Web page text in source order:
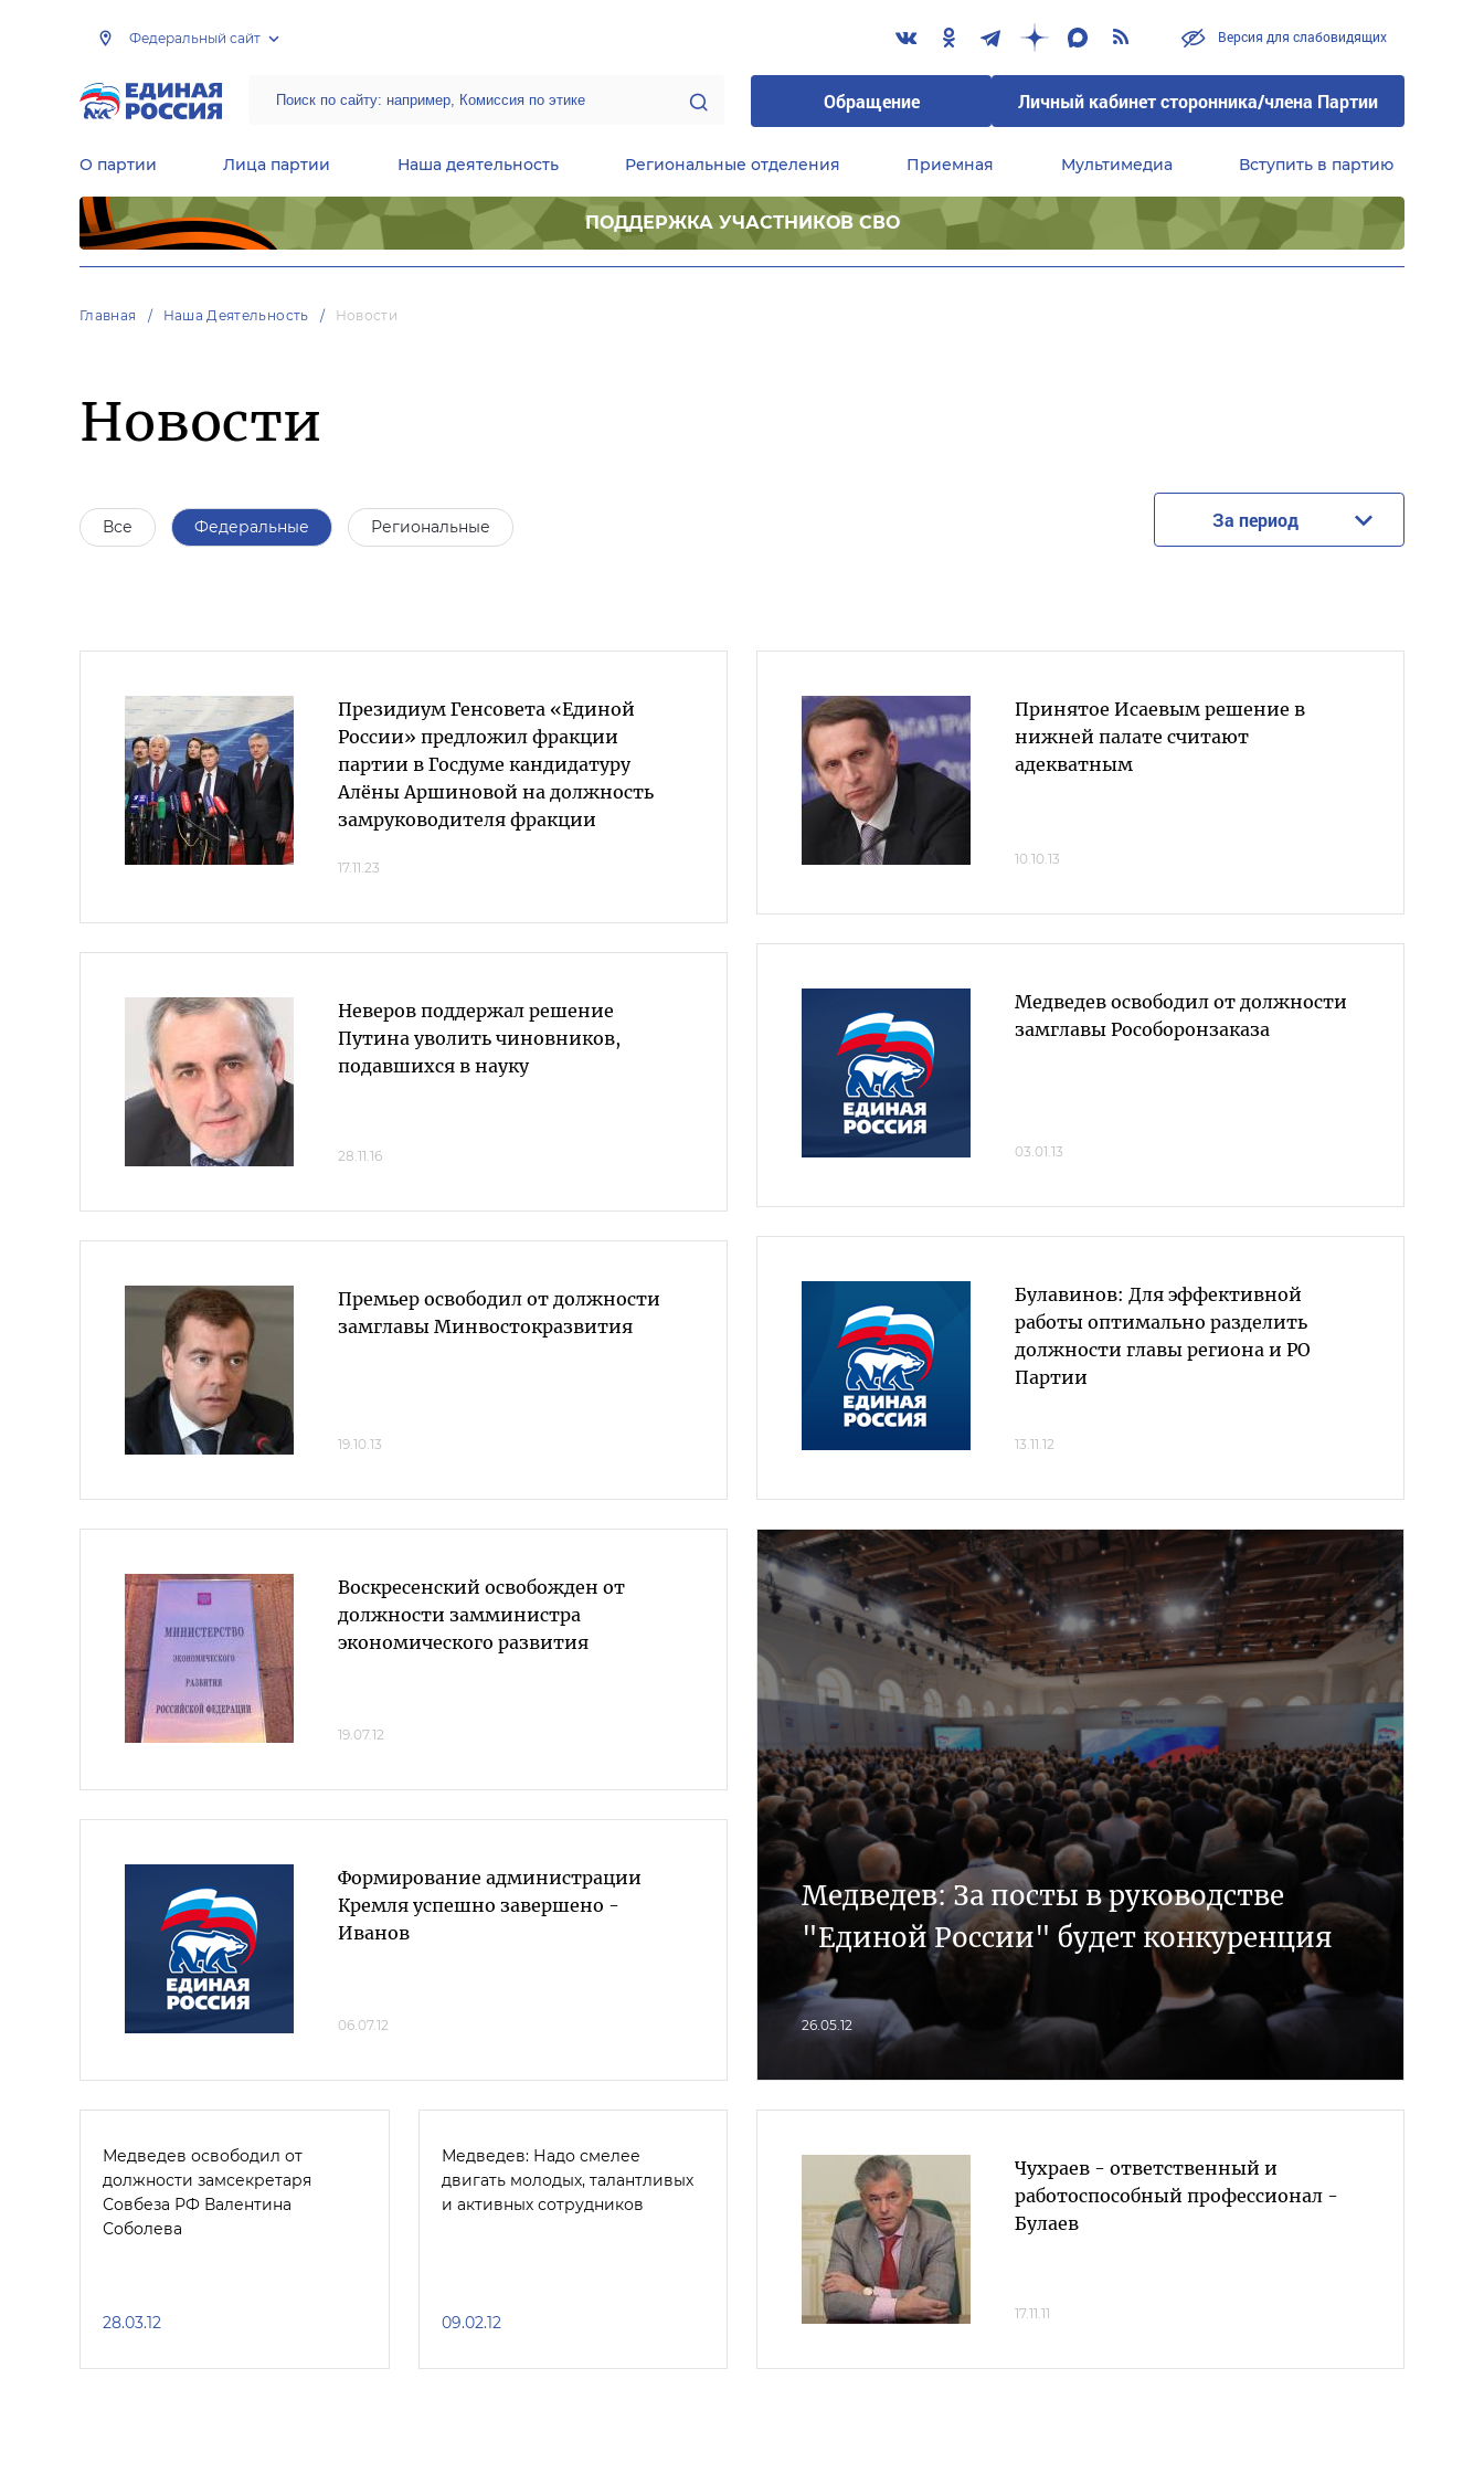
Федеральный сайт Версия для слабовидящих
Обращение Личный кабинет сторонника/члена Партии
О партии Лица партии Наша деятельность Региональные отделения Приемная Мультимедиа Вступить в партию
ПОДДЕРЖКА УЧАСТНИКОВ СВО
Главная Наша Деятельность Новости
Новости
Все Федеральные Региональные За период
Президиум Генсовета «Единой
России» предложил фракции
партии в Госдуме кандидатуру
Алёны Аршиновой на должность
замруководителя фракции
17.11.23
Неверов поддержал решение
Путина уволить чиновников,
подавшихся в науку
28.11.16
Премьер освободил от должности
замглавы Минвостокразвития
19.10.13
Принятое Исаевым решение в
нижней палате считают
адекватным
10.10.13
Медведев освободил от должности
замглавы Рособоронзаказа
03.01.13
Булавинов: Для эффективной
работы оптимально разделить
должности главы региона и РО
Партии
13.11.12
Воскресенский освобожден от
должности замминистра
экономического развития
19.07.12
Формирование администрации
Кремля успешно завершено -
Иванов
06.07.12
Медведев: За посты в руководстве
"Единой России" будет конкуренция
26.05.12
Медведев освободил от
должности замсекретаря
Совбеза РФ Валентина
Соболева
28.03.12
Медведев: Надо смелее
двигать молодых, талантливых
и активных сотрудников
09.02.12
Чухраев - ответственный и
работоспособный профессионал -
Булаев
17.11.11